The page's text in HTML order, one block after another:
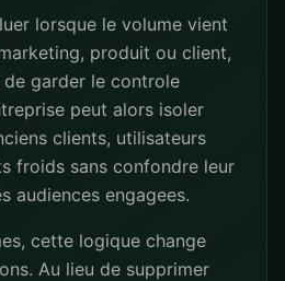
lorsque le volume vient
produit ou client,
garder le controle
peut alors isoler
clients, utilisateurs
froids sans confondre leur
audiences engagees.
cette logique change
Au lieu de supprimer